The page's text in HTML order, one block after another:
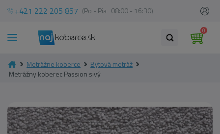
+421 222 205 857 (Po - Pia 08:00 - 16:30)
0
Metrážne koberce
Bytová metráž
Metrážny koberec Passion sivý